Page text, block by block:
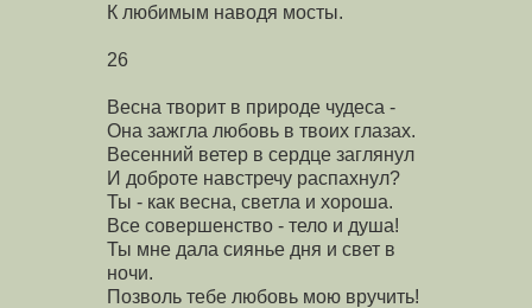
К любимым наводя мосты.
26
Весна творит в природе чудеса -
Она зажгла любовь в твоих глазах.
Весенний ветер в сердце заглянул
И доброте навстречу распахнул?
Ты - как весна, светла и хороша.
Все совершенство - тело и душа!
Ты мне дала сиянье дня и свет в
ночи.
Позволь тебе любовь мою вручить!